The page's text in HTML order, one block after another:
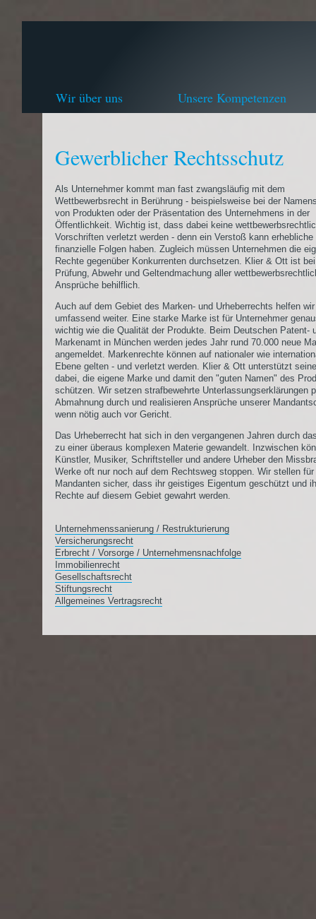
Wir über uns Unsere Kompetenzen
Gewerblicher Rechtsschutz
Als Unternehmer kommt man fast zwangsläufig mit dem
Wettbewerbsrecht in Berührung - beispielsweise bei der
von Produkten oder der Präsentation des Unternehmens in der
Öffentlichkeit. Wichtig ist, dass dabei keine
Vorschriften verletzt werden - denn ein Verstoß kann erhebliche
finanzielle Folgen haben. Zugleich müssen Unternehmen die
Rechte gegenüber Konkurrenten durchsetzen. Klier & Ott ist
Prüfung, Abwehr und Geltendmachung aller
Ansprüche behilflich.
Auch auf dem Gebiet des Marken- und Urheberrechts helfen wir
umfassend weiter. Eine starke Marke ist für Unternehmer
wichtig wie die Qualität der Produkte. Beim Deutschen Patent-
Markenamt in München werden jedes Jahr rund 70.000 neue
angemeldet. Markenrechte können auf nationaler wie
Ebene gelten - und verletzt werden. Klier & Ott unterstützt
dabei, die eigene Marke und damit den "guten Namen" des
schützen. Wir setzen strafbewehrte Unterlassungserklärungen
Abmahnung durch und realisieren Ansprüche unserer
wenn nötig auch vor Gericht.
Das Urheberrecht hat sich in den vergangenen Jahren durch
zu einer überaus komplexen Materie gewandelt. Inzwischen
Künstler, Musiker, Schriftsteller und andere Urheber den
Werke oft nur noch auf dem Rechtsweg stoppen. Wir stellen für
Mandanten sicher, dass ihr geistiges Eigentum geschützt und
Rechte auf diesem Gebiet gewahrt werden.
Unternehmenssanierung / Restrukturierung
Versicherungsrecht
Erbrecht / Vorsorge / Unternehmensnachfolge
Immobilienrecht
Gesellschaftsrecht
Stiftungsrecht
Allgemeines Vertragsrecht